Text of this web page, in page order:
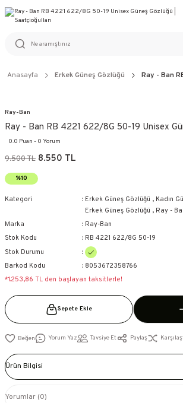
%100 ORİJİNAL ÜRÜN GARANTİSİ
Anasayfa Erkek Güneş Gözlüğü Ray - Ban
Ray-Ban
Ray - Ban RB 4221 622/8G 50-19 Unisex
0.0 Puan - 0 Yorum
9.500 TL 8.550 TL
%10
Kategori Erkek Güneş Gözlüğü , Kadın
Erkek Güneş Gözlüğü , Ray -
Marka
Ray-Ban
Stok Kodu
RB 4221 622/8G 50-19
Stok Durumu
Barkod Kodu
8053672358766
*1.253,86 TL den başlayan taksitlerle!
Sepete Ekle
Yorum Yaz Tavsiye Et Paylaş
Ürün Bilgisi
Yorumlar (0)